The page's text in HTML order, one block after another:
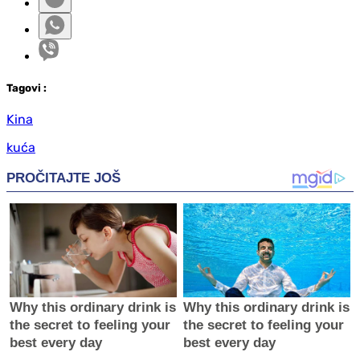
Tagovi :
Kina
kuća